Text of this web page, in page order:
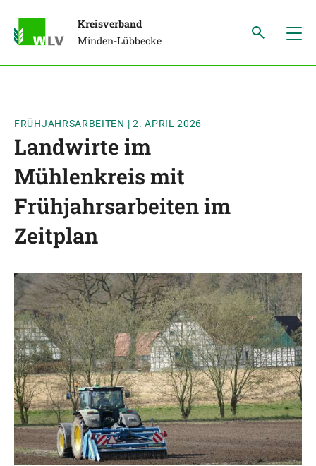
Kreisverband
Minden-Lübbecke
FRÜHJAHRSARBEITEN |2. APRIL 2026
Landwirte im
Mühlenkreis mit
Frühjahrsarbeiten im
Zeitplan